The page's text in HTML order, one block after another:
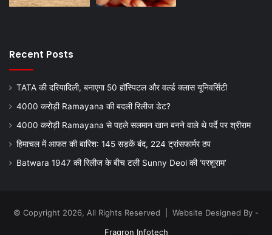
Recent Posts
TATA की दरियादिली, बनाएगा 50 हॉस्पिटल और वर्ल्ड क्लास यूनिवर्सिटी
4000 करोड़ी Ramayana की बदली रिलीज डेट?
4000 करोड़ी Ramayana से पहले सलमान खान बनने वाले थे पर्दे पर श्रीराम
हिमाचल में आफत की बारिश: 145 सड़कें बंद, 224 ट्रांसफार्मर ठप
Batwara 1947 की रिलीज के बीच टली Sunny Deol की ‘परशुराम’
© Copyright 2026, All Rights Reserved | Website Designed By -
Fragron Infotech